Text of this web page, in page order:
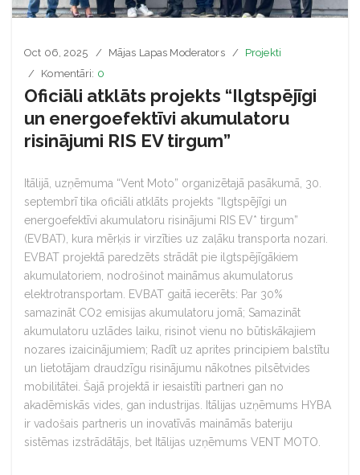
Oct 06, 2025 Mājas Lapas Moderators
Projekti
Komentāri: 0
Oficiāli atklāts projekts “Ilgtspējīgi
un energoefektīvi akumulatoru
risinājumi RIS EV tirgum”
Itālijā, uzņēmuma “Vent Moto” organizētajā pasākumā, 30.
septembrī tika oficiāli atklāts projekts “Ilgtspējīgi un
energoefektīvi akumulatoru risinājumi RIS EV* tirgum”
(EVBAT), kura mērķis ir virzīties uz zaļāku transporta nozari.
EVBAT projektā paredzēts strādāt pie ilgtspējīgākiem
akumulatoriem, nodrošinot maināmus akumulatorus
elektrotransportam. EVBAT gaitā iecerēts: Par 30%
samazināt CO2 emisijas akumulatoru jomā; Samazināt
akumulatoru uzlādes laiku, risinot vienu no būtiskākajiem
nozares izaicinājumiem; Radīt uz aprites principiem balstītu
un lietotājam draudzīgu risinājumu nākotnes pilsētvides
mobilitātei. Šajā projektā ir iesaistīti partneri gan no
akadēmiskās vides, gan industrijas. Itālijas uzņēmums HYBA
ir vadošais partneris un inovatīvās maināmās bateriju
sistēmas izstrādātājs, bet Itālijas uzņēmums VENT MOTO.